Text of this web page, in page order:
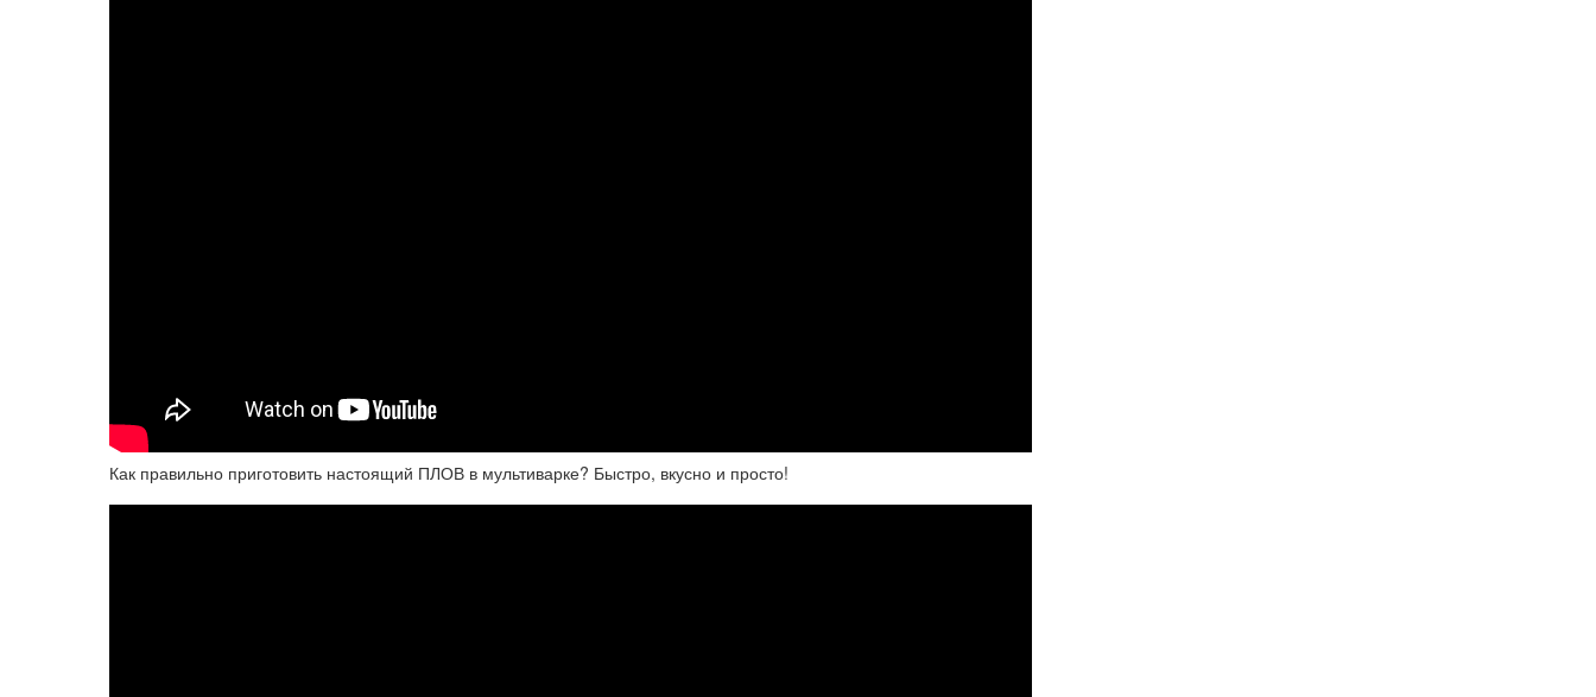
Как правильно приготовить настоящий ПЛОВ в мультиварке? Быстро, вкусно и просто!